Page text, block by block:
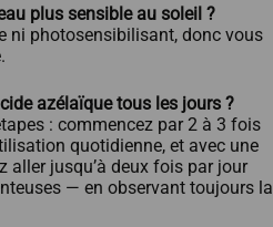
plus sensible au soleil ?
ni photosensibilisant, donc vous
azélaïque tous les jours ?
: commencez par 2 à 3 fois
quotidienne, et avec une
aller jusqu’à deux fois par jour
— en observant toujours la